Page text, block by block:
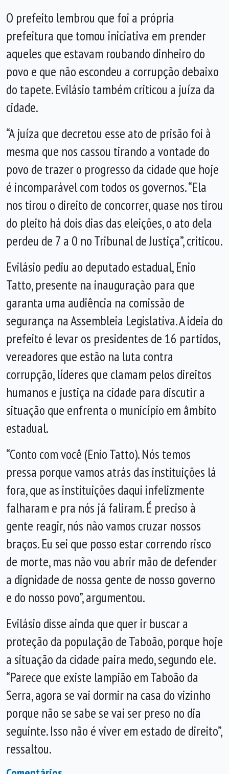
O prefeito lembrou que foi a própria
prefeitura que tomou iniciativa em prender
aqueles que estavam roubando dinheiro do
povo e que não escondeu a corrupção debaixo
do tapete. Evilásio também criticou a juíza da
cidade.
“A juíza que decretou esse ato de prisão foi à
mesma que nos cassou tirando a vontade do
povo de trazer o progresso da cidade que hoje
é incomparável com todos os governos. “Ela
nos tirou o direito de concorrer, quase nos tirou
do pleito há dois dias das eleições, o ato dela
perdeu de 7 a 0 no Tribunal de Justiça”, criticou.
Evilásio pediu ao deputado estadual, Enio
Tatto, presente na inauguração para que
garanta uma audiência na comissão de
segurança na Assembleia Legislativa. A ideia do
prefeito é levar os presidentes de 16 partidos,
vereadores que estão na luta contra
corrupção, líderes que clamam pelos direitos
humanos e justiça na cidade para discutir a
situação que enfrenta o município em âmbito
estadual.
“Conto com você (Enio Tatto). Nós temos
pressa porque vamos atrás das instituições lá
fora, que as instituições daqui infelizmente
falharam e pra nós já faliram. É preciso à
gente reagir, nós não vamos cruzar nossos
braços. Eu sei que posso estar correndo risco
de morte, mas não vou abrir mão de defender
a dignidade de nossa gente de nosso governo
e do nosso povo”, argumentou.
Evilásio disse ainda que quer ir buscar a
proteção da população de Taboão, porque hoje
a situação da cidade paira medo, segundo ele.
“Parece que existe lampião em Taboão da
Serra, agora se vai dormir na casa do vizinho
porque não se sabe se vai ser preso no dia
seguinte. Isso não é viver em estado de direito”,
ressaltou.